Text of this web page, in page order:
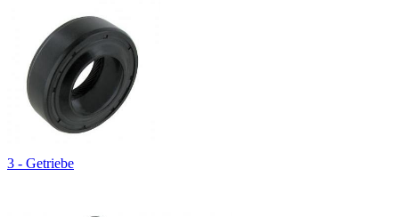
3 - Getriebe